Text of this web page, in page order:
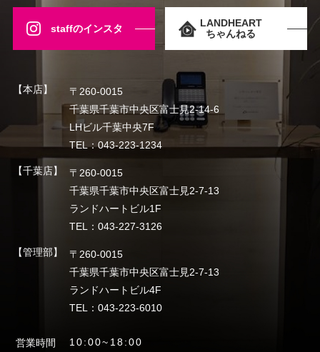
staffのインスタ
LANDHEART
ちゃんねる
【本店】
〒260-0015
千葉県千葉市中央区富士見2-14-6
LHビル千葉中央7F
TEL：043-223-1234
【千葉店】
〒260-0015
千葉県千葉市中央区富士見2-7-13
ランドハートビル1F
TEL：043-227-3126
【管理部】
〒260-0015
千葉県千葉市中央区富士見2-7-13
ランドハートビル4F
TEL：043-223-6010
営業時間
10:00~18:00